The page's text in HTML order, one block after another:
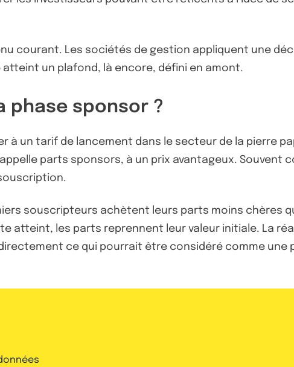
courant. Les sociétés de gestion appliquent une
un plafond, là encore, défini en amont.
phase sponsor ?
à un tarif de lancement dans le secteur de la pierre
parts sponsors, à un prix avantageux. Souvent
souscripteurs achètent leurs parts moins chères
atteint, les parts reprennent leur valeur initiale. La
ce qui pourrait être considéré comme une